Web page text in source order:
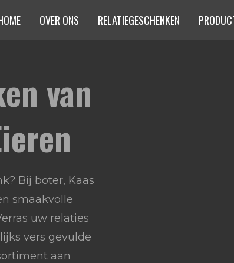
OVER ONS RELATIEGESCHENKEN
van
Bij boter, Kaas
smaakvolle
uw relaties
vers gevulde
aan